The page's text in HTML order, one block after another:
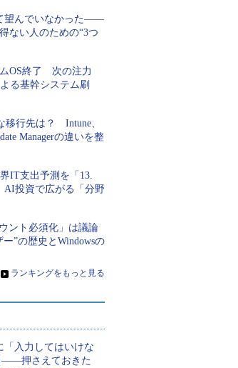
望んでいなかった――
ない人のための“3つ
OS終了 次の注力
る基幹システム刷
移行先は？ Intune、
Managerの違いを整
IT支出予測を「13.
投資で広がる「分野
ント必須化」は議論
”の歴史とWindowsの
» ランキングをもっと見る
「入力してはいけな
――押さえておきた